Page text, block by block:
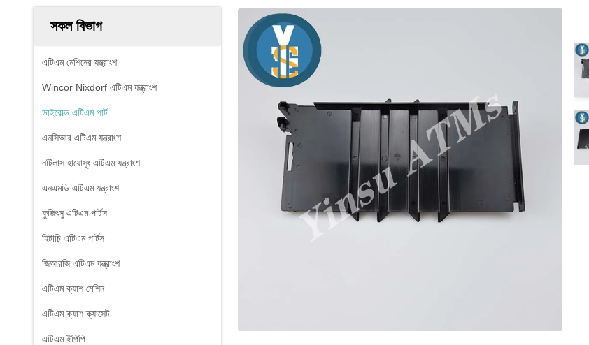
সকল বিভাগ
এটিএম মেশিনের যন্ত্রাংশ
Wincor Nixdorf এটিএম যন্ত্রাংশ
ডাইবোল্ড এটিএম পার্ট
এনসিআর এটিএম যন্ত্রাংশ
নটিলাস হায়োসুং এটিএম যন্ত্রাংশ
এনএমডি এটিএম যন্ত্রাংশ
ফুজিৎসু এটিএম পার্টস
হিটাচি এটিএম পার্টস
জিআরজি এটিএম যন্ত্রাংশ
এটিএম ক্যাশ মেশিন
এটিএম ক্যাশ ক্যাসেট
এটিএম ইপিপি